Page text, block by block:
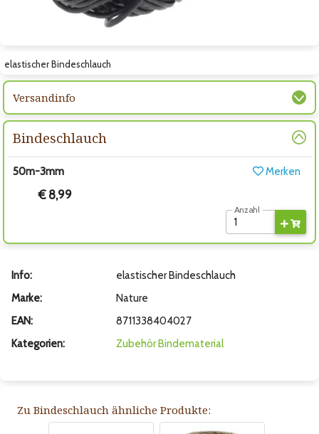
Zum nächsten Bild
elastischer Bindeschlauch
Versandinfo
Bindeschlauch
50m-3mm Merken
€ 8,99
Anzahl
Info:
elastischer Bindeschlauch
Marke:
Nature
EAN:
8711338404027
Kategorien:
Zubehör Bindematerial
Zu Bindeschlauch ähnliche Produkte: